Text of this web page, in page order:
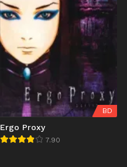
BD
Ergo Proxy
7.90